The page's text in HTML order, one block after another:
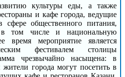
культуры еды, а также
и кафе города, ведущие
общественного питания,
том числе и национальную
время мероприятие является
фестивалем столицы
чрезвычайно насыщена: в
города могут посетить в